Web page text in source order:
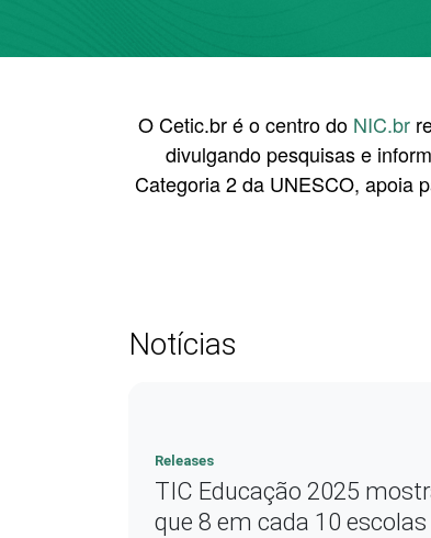
O Cetic.br é o centro do NIC.br
divulgando pesquisas e
Categoria 2 da UNESCO, apoia
Notícias
Releases
TIC Educação 2025
que 8 em cada 10 escolas